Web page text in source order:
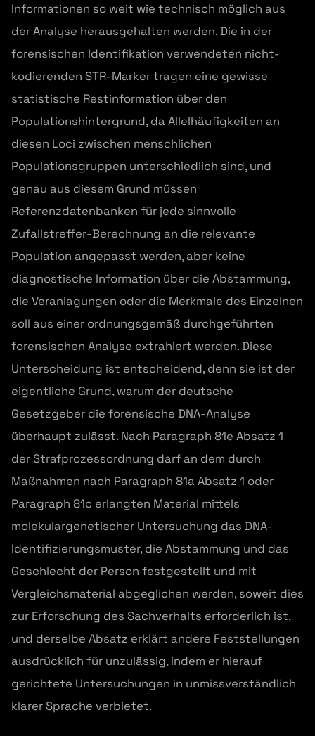
Informationen so weit wie technisch möglich aus
der Analyse herausgehalten werden. Die in der
forensischen Identifikation verwendeten nicht-
kodierenden STR-Marker tragen eine gewisse
statistische Restinformation über den
Populationshintergrund, da Allelhäufigkeiten an
diesen Loci zwischen menschlichen
Populationsgruppen unterschiedlich sind, und
genau aus diesem Grund müssen
Referenzdatenbanken für jede sinnvolle
Zufallstreffer-Berechnung an die relevante
Population angepasst werden, aber keine
diagnostische Information über die Abstammung,
die Veranlagungen oder die Merkmale des Einzelnen
soll aus einer ordnungsgemäß durchgeführten
forensischen Analyse extrahiert werden. Diese
Unterscheidung ist entscheidend, denn sie ist der
eigentliche Grund, warum der deutsche
Gesetzgeber die forensische DNA-Analyse
überhaupt zulässt. Nach Paragraph 81e Absatz 1
der Strafprozessordnung darf an dem durch
Maßnahmen nach Paragraph 81a Absatz 1 oder
Paragraph 81c erlangten Material mittels
molekulargenetischer Untersuchung das DNA-
Identifizierungsmuster, die Abstammung und das
Geschlecht der Person festgestellt und mit
Vergleichsmaterial abgeglichen werden, soweit dies
zur Erforschung des Sachverhalts erforderlich ist,
und derselbe Absatz erklärt andere Feststellungen
ausdrücklich für unzulässig, indem er hierauf
gerichtete Untersuchungen in unmissverständlich
klarer Sprache verbietet.